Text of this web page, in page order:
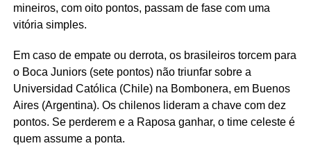
mineiros, com oito pontos, passam de fase com uma
vitória simples.
Em caso de empate ou derrota, os brasileiros torcem para
o Boca Juniors (sete pontos) não triunfar sobre a
Universidad Católica (Chile) na Bombonera, em Buenos
Aires (Argentina). Os chilenos lideram a chave com dez
pontos. Se perderem e a Raposa ganhar, o time celeste é
quem assume a ponta.